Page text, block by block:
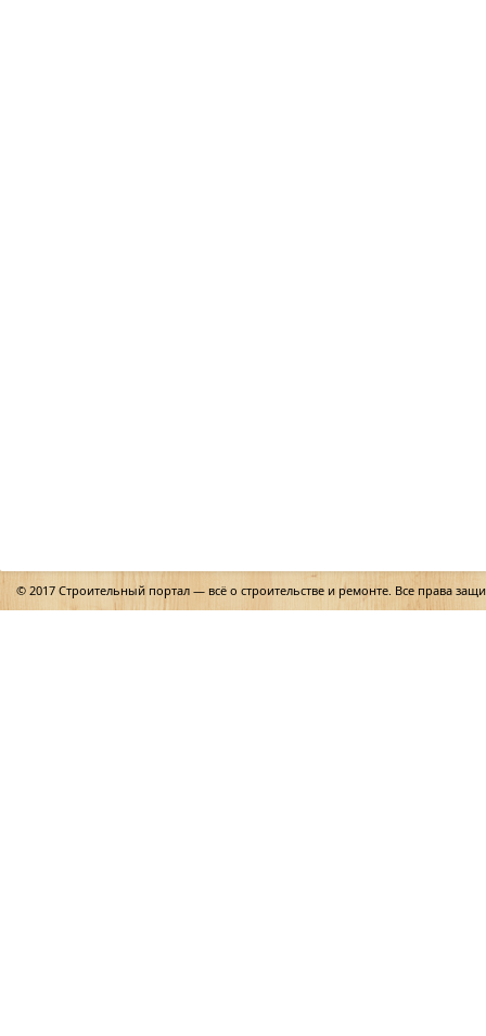
© 2017 Строительный портал — всё о строительстве и ремонте. Все права